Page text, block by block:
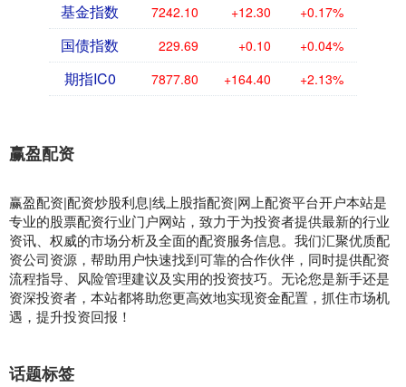
基金指数 7242.10 +12.30 +0.17%
国债指数 229.69 +0.10 +0.04%
期指IC0 7877.80 +164.40 +2.13%
赢盈配资
赢盈配资|配资炒股利息|线上股指配资|网上配资平台开户本站是
专业的股票配资行业门户网站，致力于为投资者提供最新的行业
资讯、权威的市场分析及全面的配资服务信息。我们汇聚优质配
资公司资源，帮助用户快速找到可靠的合作伙伴，同时提供配资
流程指导、风险管理建议及实用的投资技巧。无论您是新手还是
资深投资者，本站都将助您更高效地实现资金配置，抓住市场机
遇，提升投资回报！
话题标签